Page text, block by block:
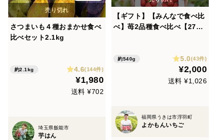
さつまいも４種おまかせ食べ
比べセット2.1kg
約2.1kg 4.6(144件)
¥1,980
送料 ¥702
埼玉県飯能市
芋はん
【ギフト】【みんなで食べ比
べ】苺2品種食べ比べ【270
約540g 5.0(43件)
¥2,000
送料 ¥1,026
福岡県うきは市浮羽町
よかもんいちご